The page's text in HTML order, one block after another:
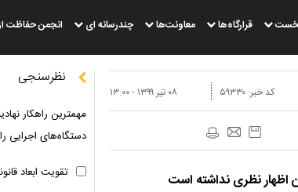
قرارگاه‌ها معاونت‌ها چندرسانه ای انجمن حفاظت
۰۸ تير ۱۳۹۹ - ۱۳:۰۰ کد خبر: ۵۹۳۳۰
اظهار نظری نداشته است
نظرسنجی
مهمترین راهکار
دستگاه‌های اجرایی
تقویت ابعاد